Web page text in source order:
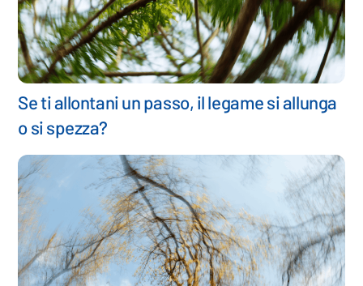
Se ti allontani un passo, il legame si allunga
o si spezza?